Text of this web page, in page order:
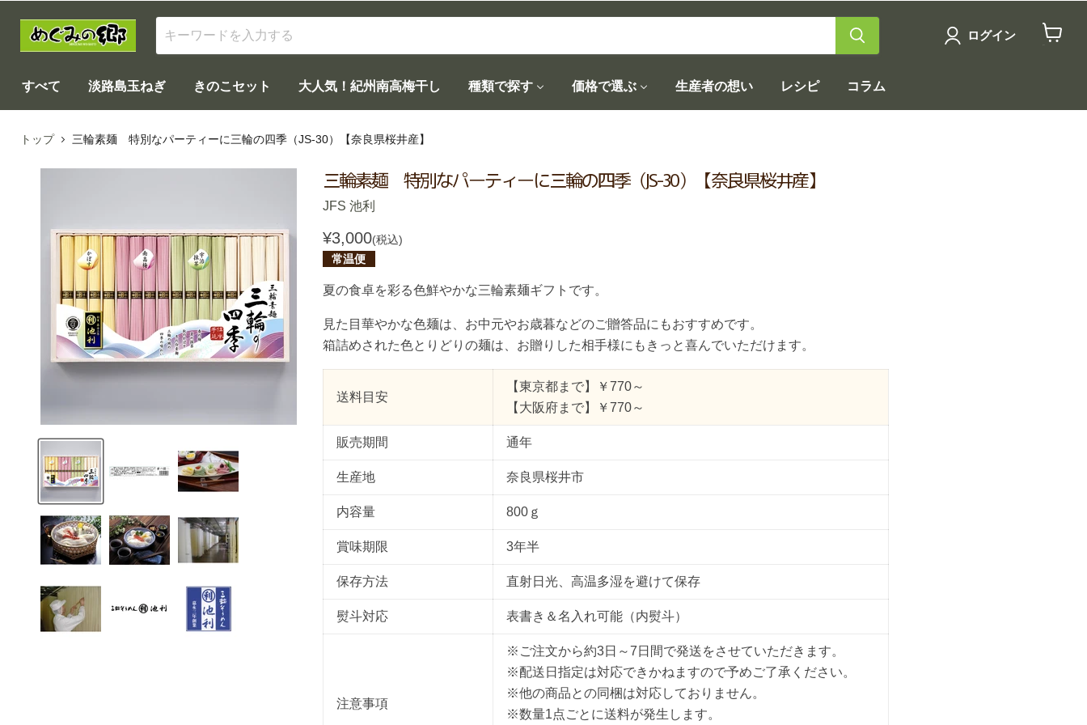
ログイン
すべて 淡路島玉ねぎ きのこセット 大人気！紀州南高梅干し 種類で探す 価格で選ぶ 生産者の想い レシピ コラム
トップ 三輪素麺 特別なパーティーに三輪の四季（JS-30）【奈良県桜井産】
三輪素麺 特別なパーティーに三輪の四季（JS-30）【奈良県桜井産】
JFS 池利
¥3,000(税込)
常温便
夏の食卓を彩る色鮮やかな三輪素麺ギフトです。
見た目華やかな色麺は、お中元やお歳暮などのご贈答品にもおすすめです。
箱詰めされた色とりどりの麺は、お贈りした相手様にもきっと喜んでいただけます。
送料目安
【東京都まで】￥770～
【大阪府まで】￥770～
販売期間 通年
生産地 奈良県桜井市
内容量 800ｇ
賞味期限 3年半
保存方法 直射日光、高温多湿を避けて保存
熨斗対応 表書き＆名入れ可能（内熨斗）
注意事項
※ご注文から約3日～7日間で発送をさせていただきます。
※配送日指定は対応できかねますので予めご了承ください。
※他の商品との同梱は対応しておりません。
※数量1点ごとに送料が発生します。